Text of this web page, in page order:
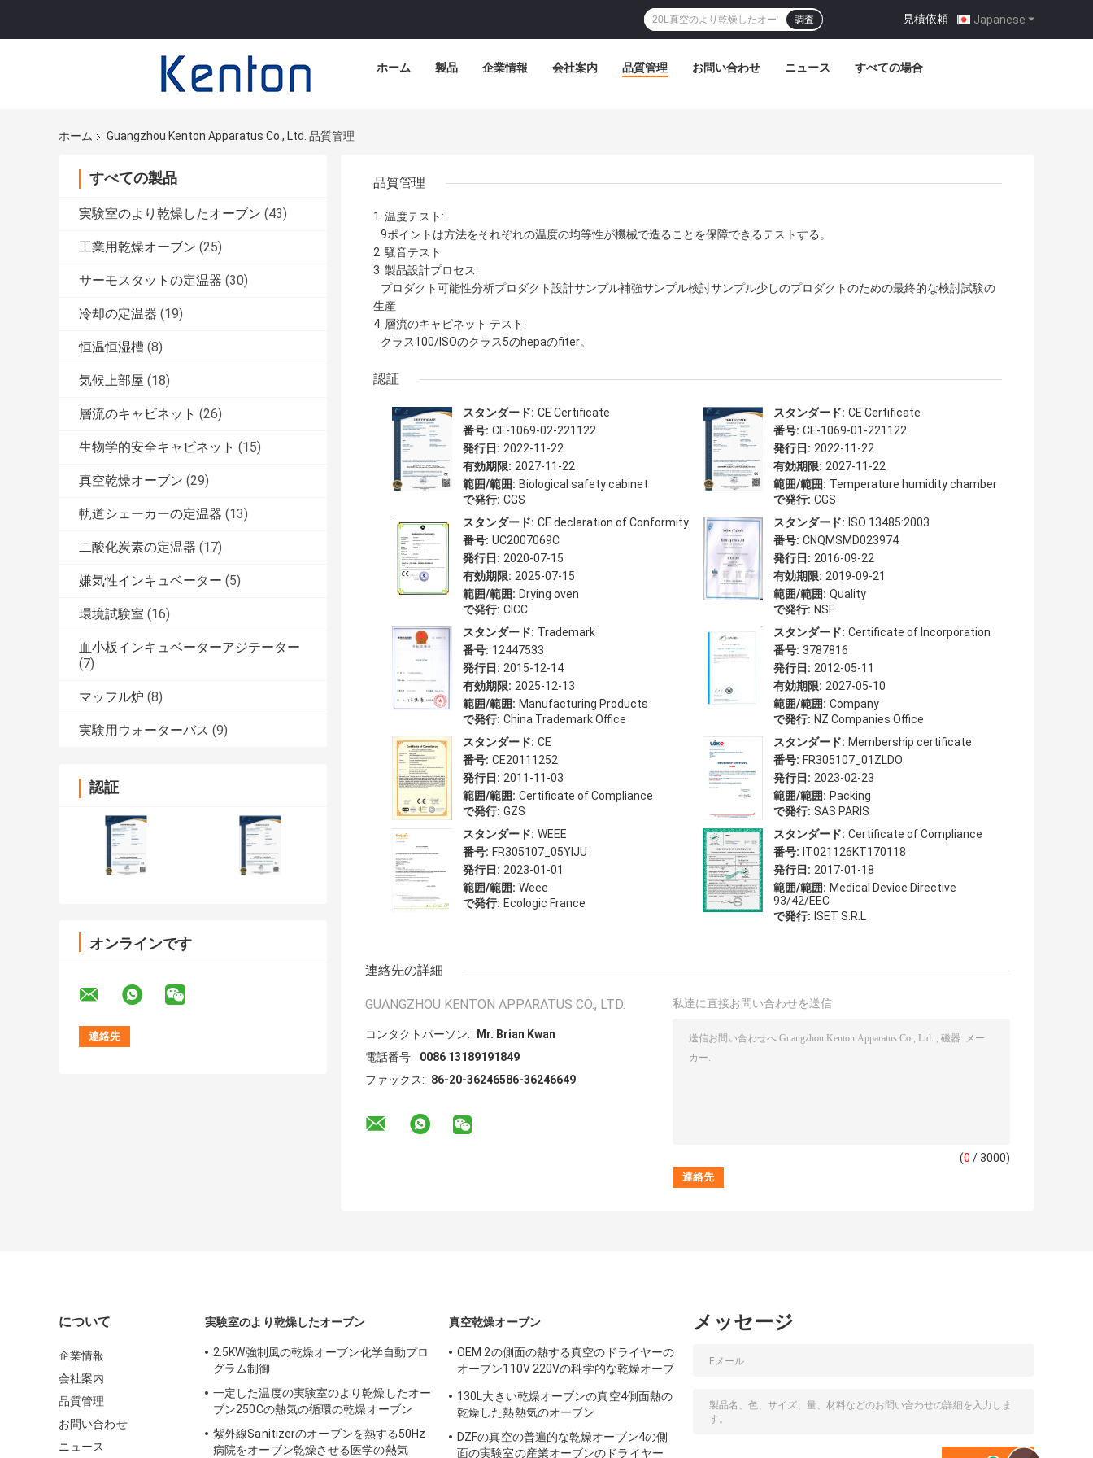
Japanese
見積依頼 |
調査
ホーム 製品 企業情報 会社案内 品質管理 お問い合わせ ニュース すべての場合
ホーム Guangzhou Kenton Apparatus Co., Ltd. 品質管理
すべての製品
実験室のより乾燥したオーブン (43)
工業用乾燥オーブン (25)
サーモスタットの定温器 (30)
冷却の定温器 (19)
恒温恒湿槽 (8)
気候上部屋 (18)
層流のキャビネット (26)
生物学的安全キャビネット (15)
真空乾燥オーブン (29)
軌道シェーカーの定温器 (13)
二酸化炭素の定温器 (17)
嫌気性インキュベーター (5)
環境試験室 (16)
血小板インキュベーターアジテーター
(7)
マッフル炉 (8)
実験用ウォーターバス (9)
認証
オンラインです
品質管理
1. 温度テスト:
9ポイントは方法をそれぞれの温度の均等性が機械で造ることを保障できるテストする。
2. 騒音テスト
3. 製品設計プロセス:
プロダクト可能性分析プロダクト設計サンプル補強サンプル検討サンプル少しのプロダクトのための最終的な検討試験の
生産
4. 層流のキャビネット テスト:
クラス100/ISOのクラス5のhepaのfiter。
認証
スタンダード: CE Certificate
番号: CE-1069-02-221122
発行日: 2022-11-22
有効期限: 2027-11-22
範囲/範囲: Biological safety cabinet
で発行: CGS
スタンダード: CE Certificate
番号: CE-1069-01-221122
発行日: 2022-11-22
有効期限: 2027-11-22
範囲/範囲: Temperature humidity chamber
で発行: CGS
スタンダード: CE declaration of Conformity
番号: UC2007069C
発行日: 2020-07-15
有効期限: 2025-07-15
範囲/範囲: Drying oven
で発行: CICC
スタンダード: ISO 13485:2003
番号: CNQMSMD023974
発行日: 2016-09-22
有効期限: 2019-09-21
範囲/範囲: Quality
で発行: NSF
スタンダード: Trademark
番号: 12447533
発行日: 2015-12-14
有効期限: 2025-12-13
範囲/範囲: Manufacturing Products
で発行: China Trademark Office
スタンダード: Certificate of Incorporation
番号: 3787816
発行日: 2012-05-11
有効期限: 2027-05-10
範囲/範囲: Company
で発行: NZ Companies Office
スタンダード: CE
番号: CE20111252
発行日: 2011-11-03
範囲/範囲: Certificate of Compliance
で発行: GZS
スタンダード: Membership certificate
番号: FR305107_01ZLDO
発行日: 2023-02-23
範囲/範囲: Packing
で発行: SAS PARIS
スタンダード: WEEE
番号: FR305107_05YIJU
発行日: 2023-01-01
範囲/範囲: Weee
で発行: Ecologic France
スタンダード: Certificate of Compliance
番号: IT021126KT170118
発行日: 2017-01-18
範囲/範囲: Medical Device Directive
93/42/EEC
で発行: ISET S.R.L
連絡先の詳細
GUANGZHOU KENTON APPARATUS CO., LTD.
コンタクトパーソン:
Mr. Brian Kwan
電話番号:
0086 13189191849
ファックス:
86-20-36246586-36246649
私達に直接お問い合わせを送信
(0 / 3000)
について
企業情報
会社案内
品質管理
お問い合わせ
ニュース
実験室のより乾燥したオーブン
2.5KW強制風の乾燥オーブン化学自動プロ
グラム制御
一定した温度の実験室のより乾燥したオー
ブン250Cの熱気の循環の乾燥オーブン
紫外線Sanitizerのオーブンを熱する50Hz
病院をオーブン乾燥させる医学の熱気
真空乾燥オーブン
OEM 2の側面の熱する真空のドライヤーの
オーブン110V 220Vの科学的な乾燥オーブ
130L大きい乾燥オーブンの真空4側面熱の
乾燥した熱熱気のオーブン
DZFの真空の普遍的な乾燥オーブン4の側
面の実験室の産業オーブンのドライヤー
メッセージ